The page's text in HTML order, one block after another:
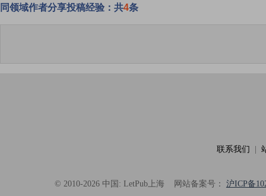
同领域作者分享投稿经验：共4条
联系我们
© 2010-2026 中国: LetPub上海网站备案号： 沪ICP备